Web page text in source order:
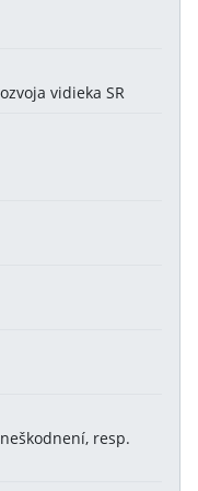
vidieka SR
resp.